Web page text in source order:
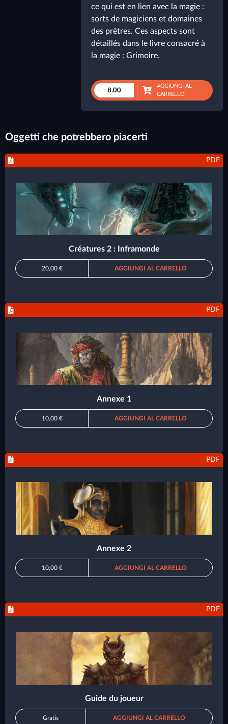
ce qui est en lien avec la magie :
sorts de magiciens et domaines
des prêtres. Ces aspects sont
détaillés dans le livre consacré à
la magie : Grimoire.
AGGIUNGI AL
CARRELLO
Oggetti che potrebbero piacerti
PDF
Créatures 2 : Inframonde
20,00 € AGGIUNGI AL CARRELLO
PDF
Annexe 1
10,00 € AGGIUNGI AL CARRELLO
PDF
Annexe 2
10,00 € AGGIUNGI AL CARRELLO
PDF
Guide du joueur
Gratis AGGIUNGI AL CARRELLO